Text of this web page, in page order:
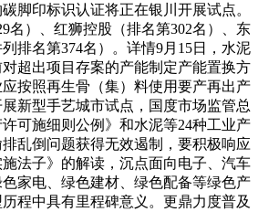
脚印标识认证将正在银川开展试点。
名）、红狮控股（排名第302名）、东
排名第374名）。详情9月15日，水泥
超出项目存案的产能制定产能置换方
按照再生骨（集）料使用要产再出产
新型手艺城市试点，国度市场监管总
可施细则公例》和水泥等24种工业产
乱倒问题获得无效遏制，要积极响应
法子》的解读，沉点面向电子、汽车
家电、绿色建材、绿色配备等绿色产
程中具有里程碑意义。更鼎力度普及